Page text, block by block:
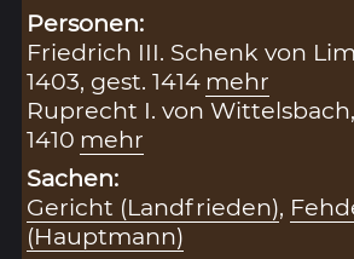
Personen:
Friedrich III. Schenk von
1403, gest. 1414 mehr
Ruprecht I. von
1410 mehr
Sachen:
Gericht (Landfrieden),
(Hauptmann)